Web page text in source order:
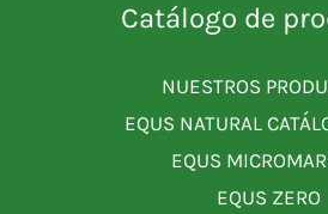
Catálogo de
NUESTROS
EQUS NATURAL
EQUS
EQUS ZERO